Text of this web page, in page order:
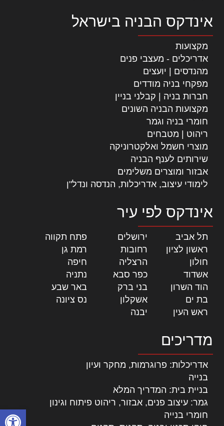
פתח
אינדקס הבניה בישראל
מקצועות
אדריכלים - מעצבי פנים
מהנדסים | יועצים
מפקחי בניה מודדים
חברות בניה | קבלני בניין
מקצועות הבניה השונים
חומרי בניה וגמר
ריהוט | מטבחים
מוצרי חשמל ואלקטרוניקה
שירותים לענף הבניה
אבזור ומוצרים משלימים
לימודי עיצוב, אדריכלות, הנדסה ונדל"ן
אינדקס לפי עיר
תל אביב ירושלים פתח תקווה
ראשון לציון
רחובות רמת גן
חולון
הרצליה חיפה
אשדוד
כפר סבא נתניה
הוד השרון
בני ברק באר שבע
בת ים
אשקלון נס ציונה
ראש העין
יבנה
מדריכים
אדריכלות: פרוגרמות, מחקר ועיון
בנייה
בניית בית: המדריך המלא
גמר: עיצוב פנים, אבזור, ריהוט פיתוח וגינון
חומרי בנייה